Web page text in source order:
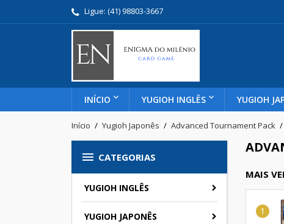
Ligue: (41) 98803-3667
INÍCIO YUGIOH INGLÊS YUGIOH
Início Yugioh Japonês Advanced Tournament Pack
 CATEGORIAS
YUGIOH INGLÊS
YUGIOH JAPONÊS
MAIS